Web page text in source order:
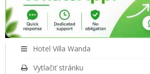
Hotel Villa Wanda
Vytlačiť stránku